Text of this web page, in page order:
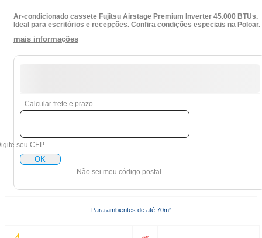
Ar-condicionado cassete Fujitsu Airstage Premium Inverter 45.000 BTUs.
Ideal para escritórios e recepções. Confira condições especiais na Poloar.
mais informações
Calcular frete e prazo
seu CEP
OK
Não sei meu código postal
Para ambientes de até 70m²